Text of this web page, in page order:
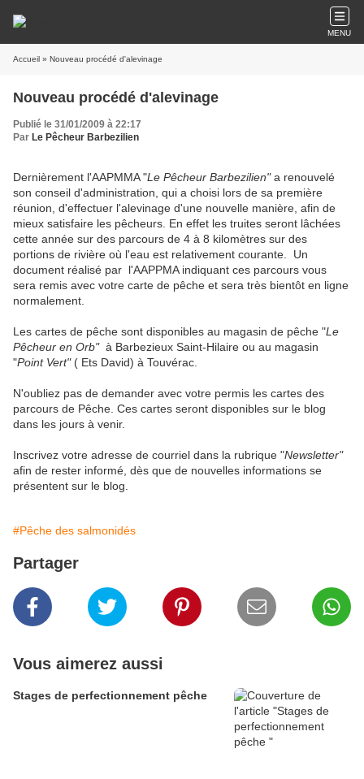
MENU
Accueil » Nouveau procédé d'alevinage
Nouveau procédé d'alevinage
Publié le 31/01/2009 à 22:17
Par Le Pêcheur Barbezilien
Dernièrement l'AAPMMA "Le Pêcheur Barbezilien"a renouvelé
son conseil d'administration, qui a choisi lors de sa première
réunion, d'effectuer l'alevinage d'une nouvelle manière, afin de
mieux satisfaire les pêcheurs. En effet les truites seront lâchées
cette année sur des parcours de 4 à 8 kilomètres sur des
portions de rivière où l'eau est relativement courante. Un
document réalisé par l'AAPPMA indiquant ces parcours vous
sera remis avec votre carte de pêche et sera très bientôt en ligne
normalement.
Les cartes de pêche sont disponibles au magasin de pêche "Le
Pêcheur en Orb"à Barbezieux Saint-Hilaire ou au magasin
"Point Vert"( Ets David) à Touvérac.
N'oubliez pas de demander avec votre permis les cartes des
parcours de Pêche. Ces cartes seront disponibles sur le blog
dans les jours à venir.
Inscrivez votre adresse de courriel dans la rubrique "Newsletter"
afin de rester informé, dès que de nouvelles informations se
présentent sur le blog.
#Pêche des salmonidés
Partager
Vous aimerez aussi
Stages de perfectionnement pêche